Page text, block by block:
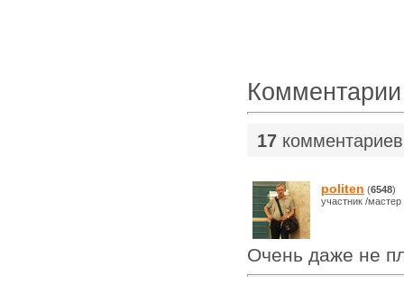
Комментарии
17
politen (6548)
участник /мастер
Очень даже не